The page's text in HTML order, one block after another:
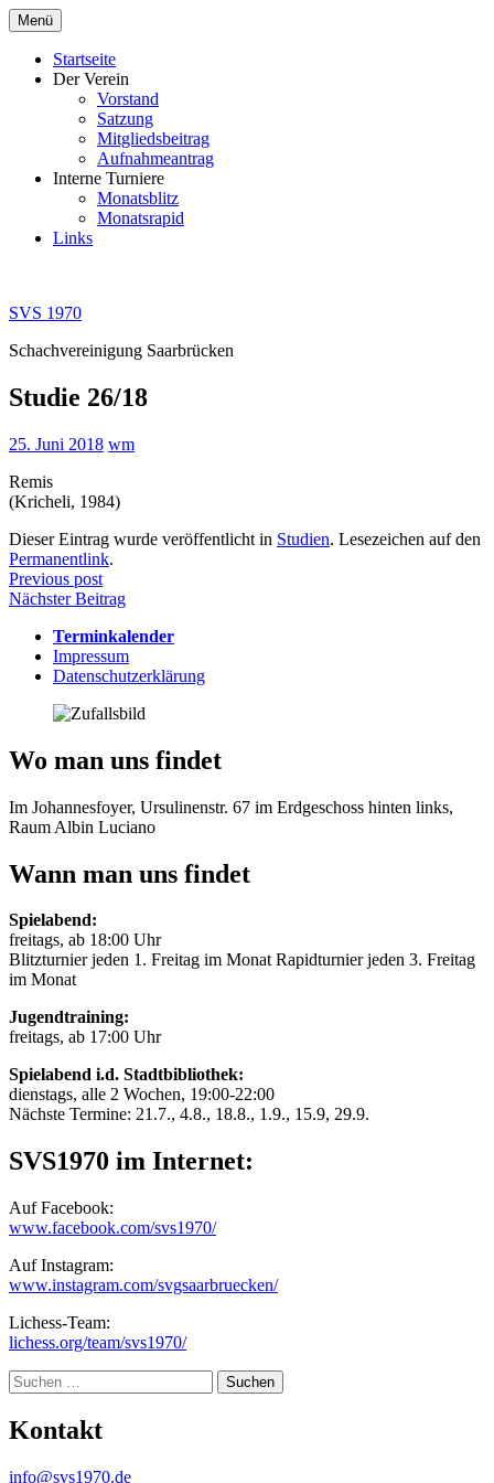
Zum
Inhalt
springen
Menü
Startseite
Der Verein
Vorstand
Satzung
Mitgliedsbeitrag
Aufnahmeantrag
Interne Turniere
Monatsblitz
Monatsrapid
Links
SVS 1970
Schachvereinigung Saarbrücken
Studie 26/18
25. Juni 2018 wm
Remis
(Kricheli, 1984)
Dieser Eintrag wurde veröffentlicht in Studien. Lesezeichen auf den
Permanentlink.
Beitragsnavigation
Previous post
Nächster Beitrag
Terminkalender
Impressum
Datenschutzerklärung
Wo man uns findet
Im Johannesfoyer, Ursulinenstr. 67 im Erdgeschoss hinten links,
Raum Albin Luciano
Wann man uns findet
Spielabend:
freitags, ab 18:00 Uhr
Blitzturnier jeden 1. Freitag im Monat Rapidturnier jeden 3. Freitag
im Monat
Jugendtraining:
freitags, ab 17:00 Uhr
Spielabend i.d. Stadtbibliothek:
dienstags, alle 2 Wochen, 19:00-22:00
Nächste Termine: 21.7., 4.8., 18.8., 1.9., 15.9, 29.9.
SVS1970 im Internet:
Auf Facebook:
www.facebook.com/svs1970/
Auf Instagram:
www.instagram.com/svgsaarbruecken/
Lichess-Team:
lichess.org/team/svs1970/
Suche
Kontakt
info@svs1970.de